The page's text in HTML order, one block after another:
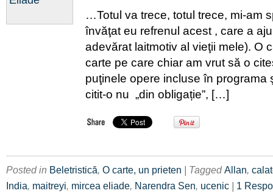
…Totul va trece, totul trece, mi-am
învăţat eu refrenul acest , care a
adevărat laitmotiv al vieţii mele). O
carte pe care chiar am vrut să o
puţinele opere incluse în programa
citit-o nu „din obligație”, […]
Posted in Beletristică, O carte, un prieten | TaggedAllan,
India, maitreyi, mircea eliade, Narendra Sen, ucenic | 1